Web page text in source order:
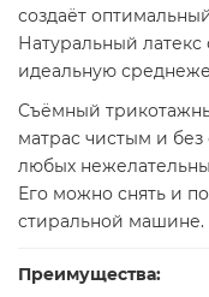
создаёт
Натуральный
идеальную
Съёмный
матрас чистым и без
любых
Его можно снять и
стиральной машине.
Преимущества: